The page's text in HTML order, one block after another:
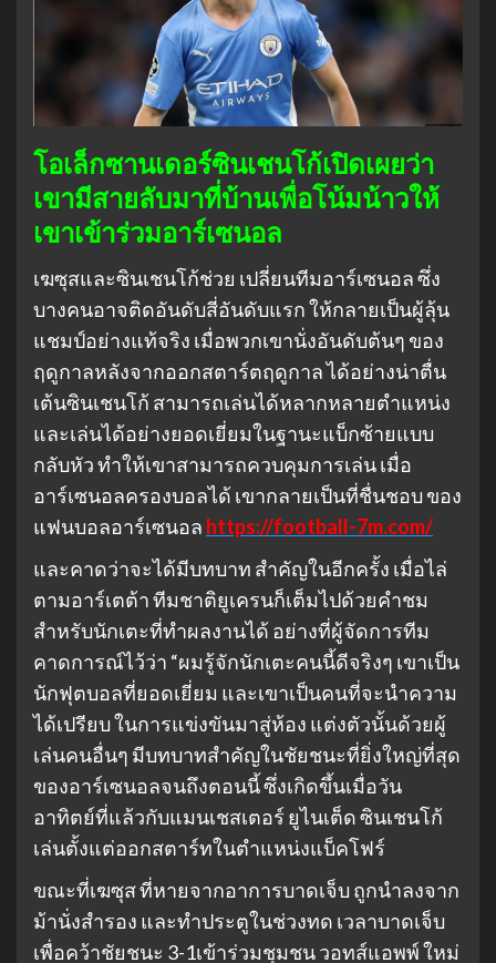
โอเล็กซานเดอร์ซินเชนโก้เปิดเผยว่า
เขามีสายลับมาที่บ้านเพื่อโน้มน้าวให้
เขาเข้าร่วมอาร์เซนอล
เฆซุสและซินเชนโก้ช่วย เปลี่ยนทีมอาร์เซนอล ซึ่ง
บางคนอาจติดอันดับสี่อันดับแรก ให้กลายเป็นผู้ลุ้น
แชมป์อย่างแท้จริง เมื่อพวกเขานั่งอันดับต้นๆ ของ
ฤดูกาลหลังจากออกสตาร์ตฤดูกาล ได้อย่างน่าตื่น
เต้นซินเชนโก้ สามารถเล่นได้หลากหลายตำแหน่ง
และเล่นได้อย่างยอดเยี่ยมในฐานะแบ็กซ้ายแบบ
กลับหัว ทำให้เขาสามารถควบคุมการเล่น เมื่อ
อาร์เซนอลครองบอลได้ เขากลายเป็นที่ชื่นชอบ ของ
แฟนบอลอาร์เซนอล https://football-7m.com/
และคาดว่าจะได้มีบทบาท สำคัญในอีกครั้ง เมื่อไล่
ตามอาร์เตต้า ทีมชาติยูเครนก็เต็มไปด้วยคำชม
สำหรับนักเตะที่ทำผลงานได้ อย่างที่ผู้จัดการทีม
คาดการณ์ไว้ว่า “ผมรู้จักนักเตะคนนี้ดีจริงๆ เขาเป็น
นักฟุตบอลที่ยอดเยี่ยม และเขาเป็นคนที่จะนำความ
ได้เปรียบ ในการแข่งขันมาสู่ห้อง แต่งตัวนั้นด้วยผู้
เล่นคนอื่นๆ มีบทบาทสำคัญในชัยชนะที่ยิ่งใหญ่ที่สุด
ของอาร์เซนอลจนถึงตอนนี้ ซึ่งเกิดขึ้นเมื่อวัน
อาทิตย์ที่แล้วกับแมนเชสเตอร์ ยูไนเต็ด ซินเชนโก้
เล่นตั้งแต่ออกสตาร์ทในตำแหน่งแบ็คโฟร์
ขณะที่เฆซุส ที่หายจากอาการบาดเจ็บ ถูกนำลงจาก
ม้านั่งสำรอง และทำประตูในช่วงทด เวลาบาดเจ็บ
เพื่อคว้าชัยชนะ 3-1เข้าร่วมชุมชน วอทส์แอพพ์ ใหม่